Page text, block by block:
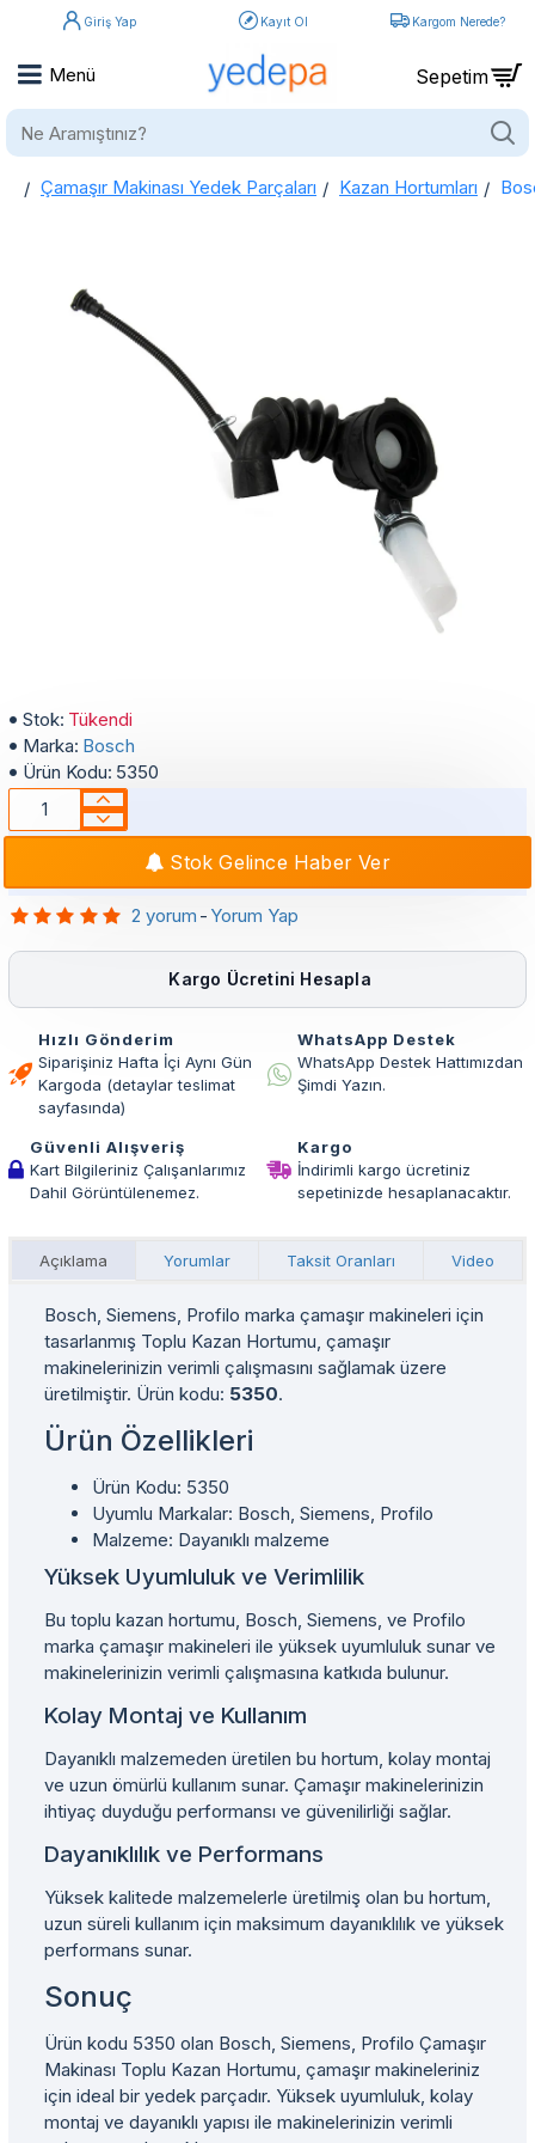
Giriş Yap Kayıt Ol Kargom Nerede?
Ne
home
Çamaşır Makinası Yedek Parçaları Kazan Hortumları
Stok: Tükendi
Marka: Bosch
Ürün Kodu: 5350
2 yorum - Yorum Yap
Stok Gelince Haber Ver
Kargo Ücretini Hesapla
Hızlı Gönderim
Siparişiniz Hafta İçi Aynı Gün
Kargoda (detaylar teslimat
sayfasında)
WhatsApp Destek
WhatsApp Destek Hattımızdan
Şimdi Yazın.
Güvenli Alışveriş
Kart Bilgileriniz Çalışanlarımız
Dahil Görüntülenemez.
Kargo
İndirimli kargo ücretiniz
sepetinizde hesaplanacaktır.
Açıklama Yorumlar Taksit Oranları Video
Bosch, Siemens, Profilo marka çamaşır makineleri için
tasarlanmış Toplu Kazan Hortumu, çamaşır
makinelerinizin verimli çalışmasını sağlamak üzere
üretilmiştir. Ürün kodu: 5350.
Ürün Özellikleri
Ürün Kodu: 5350
Uyumlu Markalar: Bosch, Siemens, Profilo
Malzeme: Dayanıklı malzeme
Yüksek Uyumluluk ve Verimlilik
Bu toplu kazan hortumu, Bosch, Siemens, ve Profilo
marka çamaşır makineleri ile yüksek uyumluluk sunar ve
makinelerinizin verimli çalışmasına katkıda bulunur.
Kolay Montaj ve Kullanım
Dayanıklı malzemeden üretilen bu hortum, kolay montaj
ve uzun ömürlü kullanım sunar. Çamaşır makinelerinizin
ihtiyaç duyduğu performansı ve güvenilirliği sağlar.
Dayanıklılık ve Performans
Yüksek kalitede malzemelerle üretilmiş olan bu hortum,
uzun süreli kullanım için maksimum dayanıklılık ve yüksek
performans sunar.
Sonuç
Ürün kodu 5350 olan Bosch, Siemens, Profilo Çamaşır
Makinası Toplu Kazan Hortumu, çamaşır makineleriniz
için ideal bir yedek parçadır. Yüksek uyumluluk, kolay
montaj ve dayanıklı yapısı ile makinelerinizin verimli